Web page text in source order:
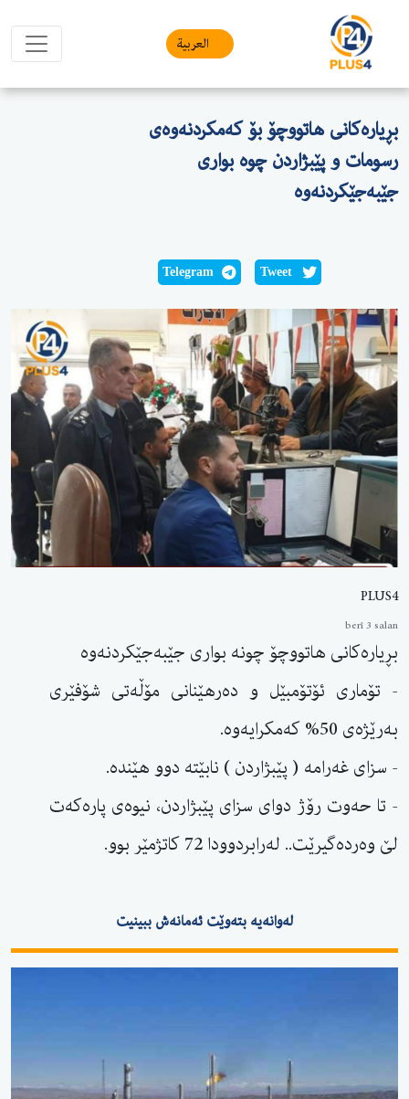
العربیة
بڕیارەکانی هاتووچۆ بۆ کەمکردنەوەی
رسومات و پێبژاردن چوە بواری
جێبەجێکردنەوە
Tweet
Telegram
PLUS4
berî 3 salan
بڕیارەکانی هاتووچۆ چونە بواری جێبەجێکردنەوە
- تۆماری ئۆتۆمبێل و دەرهێنانی مۆڵەتی شۆفێری
بەرێژەی 50% کەمکرایەوە.
- سزای غەرامە ( پێبژاردن ) نابێتە دوو هێندە.
- تا حەوت رۆژ دوای سزای پێبژاردن، نیوەی پارەکەت
لێ وەردەگیرێت.. لەرابردوودا 72 کاتژمێر بوو.
لەوانەیە بتەوێت ئەمانەش ببینیت